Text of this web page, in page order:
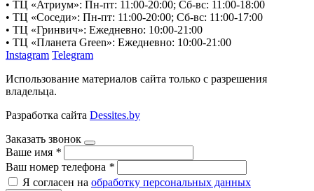
• ТЦ «Атриум»: Пн-пт: 11:00-20:00; Сб-вс: 11:00-18:00
• ТЦ «Соседи»: Пн-пт: 11:00-20:00; Сб-вс: 11:00-17:00
• ТЦ «Гринвич»: Ежедневно: 10:00-21:00
• ТЦ «Планета Green»: Ежедневно: 10:00-21:00
Instagram Telegram
Использование материалов сайта только с разрешения
владельца.
Разработка сайта Dessites.by
Заказать звонок
Ваше имя *
Ваш номер телефона *
Я согласен на обработку персональных данных